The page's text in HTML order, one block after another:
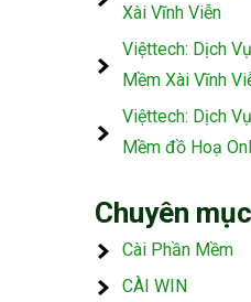
Xài Vĩnh Viễn
Việttech: Dịch
Mềm Xài Vĩnh
Việttech: Dịch
Mềm đồ Hoạ
Chuyên mục
Cài Phần Mềm
CÀI WIN